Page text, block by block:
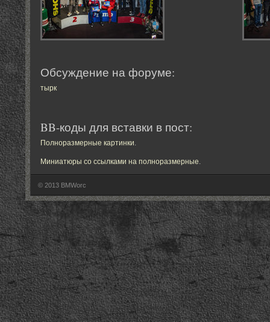
Обсуждение на форуме:
тырк
BB-коды для вставки в пост:
Полноразмерные картинки.
Миниатюры со ссылками на полноразмерные.
© 2013 BMWorc